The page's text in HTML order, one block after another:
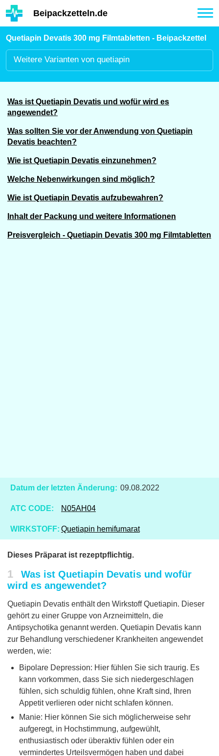
Hauptinhalt
Beipackzetteln.de
Quetiapin Devatis 300 mg Filmtabletten - Beipackzettel
Weitere Varianten von quetiapin
Was ist Quetiapin Devatis und wofür wird es
angewendet?
Was sollten Sie vor der Anwendung von Quetiapin
Devatis beachten?
Wie ist Quetiapin Devatis einzunehmen?
Welche Nebenwirkungen sind möglich?
Wie ist Quetiapin Devatis aufzubewahren?
Inhalt der Packung und weitere Informationen
Preisvergleich - Quetiapin Devatis 300 mg Filmtabletten
Datum der letzten Änderung: 09.08.2022
ATC CODE: N05AH04
WIRKSTOFF: Quetiapin hemifumarat
Dieses Präparat ist rezeptpflichtig.
1
Was ist Quetiapin Devatis und wofür
wird es angewendet?
Quetiapin Devatis enthält den Wirkstoff Quetiapin. Dieser
gehört zu einer Gruppe von Arzneimitteln, die
Antipsychotika genannt werden. Quetiapin Devatis kann
zur Behandlung verschiedener Krankheiten angewendet
werden, wie:
Bipolare Depression: Hier fühlen Sie sich traurig. Es
kann vorkommen, dass Sie sich niedergeschlagen
fühlen, sich schuldig fühlen, ohne Kraft sind, Ihren
Appetit verlieren oder nicht schlafen können.
Manie: Hier können Sie sich möglicherweise sehr
aufgeregt, in Hochstimmung, aufgewühlt,
enthusiastisch oder überaktiv fühlen oder ein
vermindertes Urteilsvermögen haben und dabei